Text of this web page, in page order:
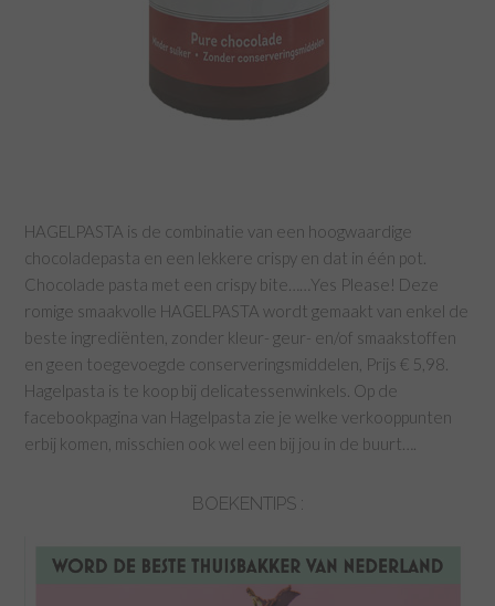
HAGELPASTA is de combinatie van een hoogwaardige
chocoladepasta en een lekkere crispy en dat in één pot.
Chocolade pasta met een crispy bite……Yes Please! Deze
romige smaakvolle HAGELPASTA wordt gemaakt van enkel de
beste ingrediënten, zonder kleur- geur- en/of smaakstoffen
en geen toegevoegde conserveringsmiddelen, Prijs € 5,98.
Hagelpasta is te koop bij delicatessenwinkels. Op de
facebookpagina van Hagelpasta zie je welke verkooppunten
erbij komen, misschien ook wel een bij jou in de buurt….
BOEKENTIPS :